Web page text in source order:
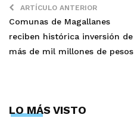
ARTÍCULO ANTERIOR
Comunas de Magallanes
reciben histórica inversión de
más de mil millones de pesos
LO MÁS VISTO